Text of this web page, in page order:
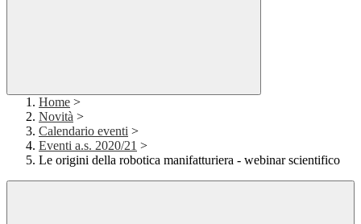
Home >
Novità >
Calendario eventi >
Eventi a.s. 2020/21 >
Le origini della robotica manifatturiera - webinar scientifico